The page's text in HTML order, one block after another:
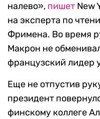
налево», пишет New
на эксперта по
Фримена. Во время
Макрон не
французский лидер
Еще не отпустив
президент
финскому коллеге